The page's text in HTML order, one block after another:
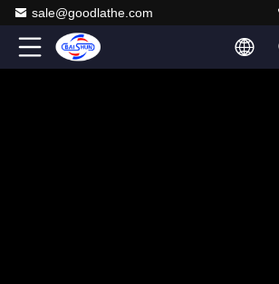
sale@goodlathe.com